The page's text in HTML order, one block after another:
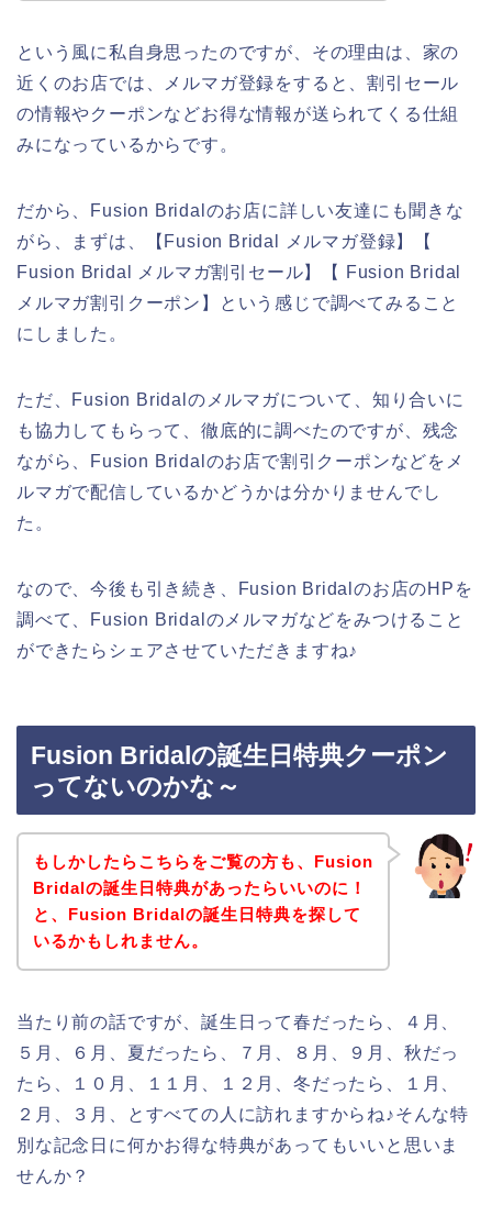
という風に私自身思ったのですが、その理由は、家の
近くのお店では、メルマガ登録をすると、割引セール
の情報やクーポンなどお得な情報が送られてくる仕組
みになっているからです。
だから、Fusion Bridalのお店に詳しい友達にも聞きな
がら、まずは、【Fusion Bridal メルマガ登録】【
Fusion Bridal メルマガ割引セール】【 Fusion Bridal
メルマガ割引クーポン】という感じで調べてみること
にしました。
ただ、Fusion Bridalのメルマガについて、知り合いに
も協力してもらって、徹底的に調べたのですが、残念
ながら、Fusion Bridalのお店で割引クーポンなどをメ
ルマガで配信しているかどうかは分かりませんでし
た。
なので、今後も引き続き、Fusion Bridalのお店のHPを
調べて、Fusion Bridalのメルマガなどをみつけること
ができたらシェアさせていただきますね♪
Fusion Bridalの誕生日特典クーポン
ってないのかな～
もしかしたらこちらをご覧の方も、Fusion
Bridalの誕生日特典があったらいいのに！
と、Fusion Bridalの誕生日特典を探して
いるかもしれません。
当たり前の話ですが、誕生日って春だったら、４月、
５月、６月、夏だったら、７月、８月、９月、秋だっ
たら、１０月、１１月、１２月、冬だったら、１月、
２月、３月、とすべての人に訪れますからね♪そんな特
別な記念日に何かお得な特典があってもいいと思いま
せんか？